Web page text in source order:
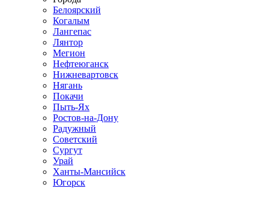
Белоярский
Когалым
Лангепас
Лянтор
Мегион
Нефтеюганск
Нижневартовск
Нягань
Покачи
Пыть-Ях
Рoстов-на-Дону
Радужный
Советский
Сургут
Урай
Ханты-Мансийск
Югорск